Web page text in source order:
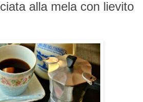
alla mela con lievito